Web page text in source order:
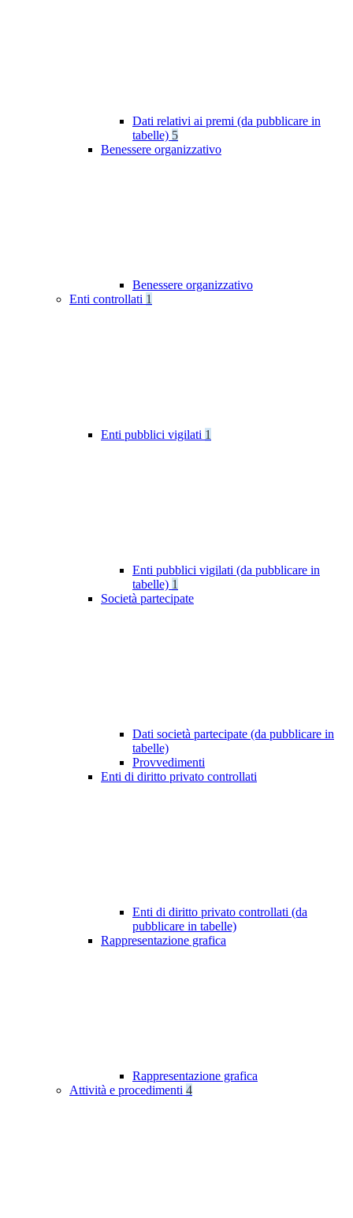
Dati relativi ai premi (da pubblicare in
tabelle) 5
Benessere organizzativo
Benessere organizzativo
Enti controllati 1
Enti pubblici vigilati 1
Enti pubblici vigilati (da pubblicare in
tabelle) 1
Società partecipate
Dati società partecipate (da pubblicare in
tabelle)
Provvedimenti
Enti di diritto privato controllati
Enti di diritto privato controllati (da
pubblicare in tabelle)
Rappresentazione grafica
Rappresentazione grafica
Attività e procedimenti 4